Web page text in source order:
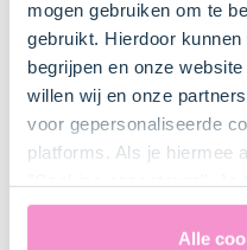
mogen gebruiken om te
gebruikt. Hierdoor
begrijpen en onze
willen wij en onze
voor gepersonaliseerde
platforms. Als je hiermee
uitdrukkelijk een
Verenigde Staten in de
Alle
Bestel
bij ons zusje
Stappen